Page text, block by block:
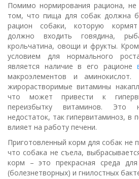
Помимо нормирования рациона,
том, что пища для собак должна
рацион собаки, которую
должно входить говядина,
крольчатина, овощи и фрукты.
условием для нормального
является наличие в его рационе
макроэлементов и
жирорастворимые витамины
что может привести к
переизбытку витаминов.
недостаток, так гипервитаминоз, в
влияет на работу печени.
Приготовленный корм для собак не
что собака не съела,
корм – это прекрасная среда для
(болезнетворных) и гнилостных